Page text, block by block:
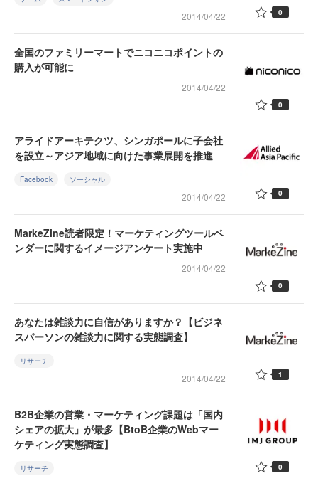
2014/04/22 0
全国のファミリーマートでニコニコポイントの
購入が可能に
2014/04/22
0
アライドアーキテクツ、シンガポールに子会社
を設立～アジア地域に向けた事業展開を推進
Facebook ソーシャル
2014/04/22 0
MarkeZine読者限定！マーケティングツールベ
ンダーに関するイメージアンケート実施中
2014/04/22
0
あなたは雑談力に自信がありますか？【ビジネ
スパーソンの雑談力に関する実態調査】
リサーチ
2014/04/22 1
B2B企業の営業・マーケティング課題は「国内
シェアの拡大」が最多【BtoB企業のWebマー
ケティング実態調査】
リサーチ 0